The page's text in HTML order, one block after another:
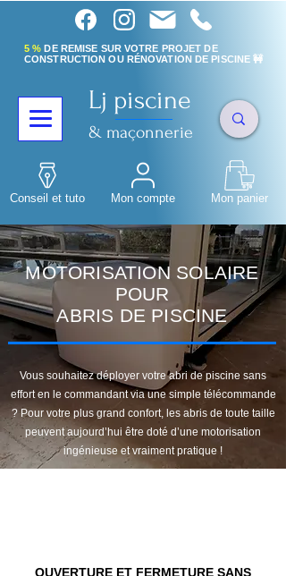
5 % DE REMISE SUR VOTRE PROJET DE
CONSTRUCTION OU RÉNOVATION DE PISCINE 🚧
Conseil et tuto
Lj piscine
& maçonnerie
Mon compte Mon panier
MOTORISATION SOLAIRE
POUR
ABRIS DE PISCINE
Vous souhaitez déployer votre abri de piscine sans
effort en le commandant via une simple télécommande
? Pour votre plus grand confort, les abris de toute taille
peuvent aujourd’hui être doté d’une motorisation
ingénieuse et vraiment pratique !
OUVERTURE ET FERMETURE SANS